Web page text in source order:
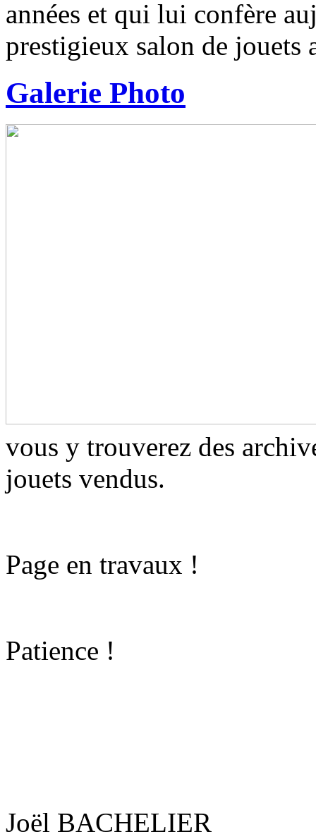
années et qui lui confère
prestigieux salon de jouets
Galerie Photo
vous y trouverez des
jouets vendus.
Page en travaux !
Patience !
Joël BACHELIER